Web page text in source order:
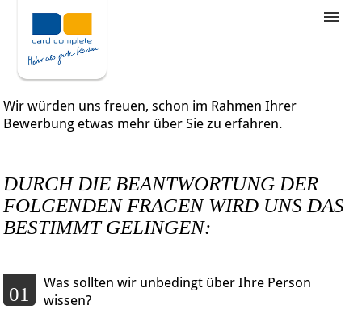
Stellenangebote
Unternehmensziele
Was wir bieten
Wir würden uns freuen, schon im Rahmen Ihrer
Bewerbung etwas mehr über Sie zu erfahren.
DURCH DIE BEANTWORTUNG DER
FOLGENDEN FRAGEN WIRD UNS DAS
BESTIMMT GELINGEN:
01
Was sollten wir unbedingt über Ihre Person
wissen?